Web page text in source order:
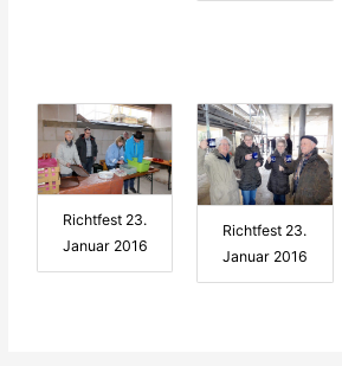
Richtfest 23.
Januar 2016
Richtfest 23.
Januar 2016